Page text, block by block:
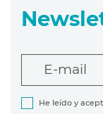
E-mail
He leído y